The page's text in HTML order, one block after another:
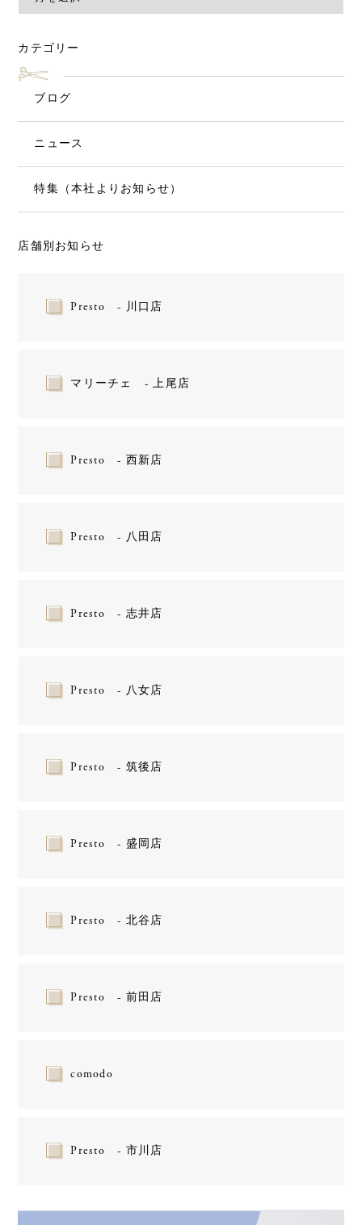
カテゴリー
ブログ
ニュース
特集（本社よりお知らせ）
店舗別お知らせ
Presto - 川口店
マリーチェ - 上尾店
Presto - 西新店
Presto - 八田店
Presto - 志井店
Presto - 八女店
Presto - 筑後店
Presto - 盛岡店
Presto - 北谷店
Presto - 前田店
comodo
Presto - 市川店